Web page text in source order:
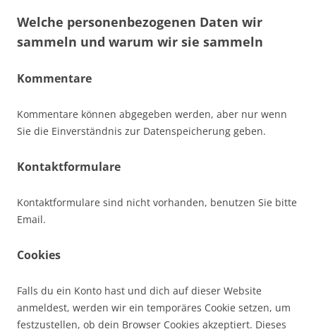
Welche personenbezogenen Daten wir
sammeln und warum wir sie sammeln
Kommentare
Kommentare können abgegeben werden, aber nur wenn
Sie die Einverständnis zur Datenspeicherung geben.
Kontaktformulare
Kontaktformulare sind nicht vorhanden, benutzen Sie bitte
Email.
Cookies
Falls du ein Konto hast und dich auf dieser Website
anmeldest, werden wir ein temporäres Cookie setzen, um
festzustellen, ob dein Browser Cookies akzeptiert. Dieses